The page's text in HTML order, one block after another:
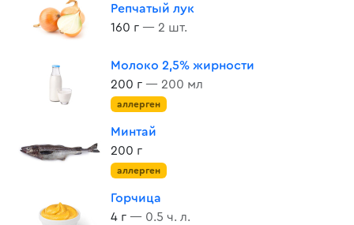
Репчатый лук
160 г — 2 шт.
Молоко 2,5% жирности
200 г — 200 мл
аллерген
Минтай
200 г
аллерген
Горчица
4 г — 0.5 ч. л.